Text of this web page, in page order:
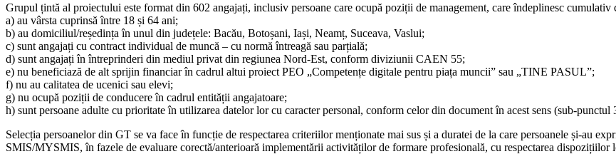
Grupul țintă al proiectului este format din 602 angajați, inclusiv persoane care ocupă poziții de management, care îndeplinesc cumulativ
a) au vârsta cuprinsă între 18 și 64 ani;
b) au domiciliul/reședința în unul din județele: Bacău, Botoșani, Iași, Neamț, Suceava, Vaslui;
c) sunt angajați cu contract individual de muncă – cu normă întreagă sau parțială;
d) sunt angajați în întreprinderi din mediul privat din regiunea Nord-Est, conform diviziunii CAEN 55;
e) nu beneficiază de alt sprijin financiar în cadrul altui proiect PEO „Competențe digitale pentru piața muncii” sau „TINE PASUL”;
f) nu au calitatea de ucenici sau elevi;
g) nu ocupă poziții de conducere în cadrul entității angajatoare;
h) sunt persoane adulte cu prioritate în utilizarea datelor lor cu caracter personal, conform celor din document în acest sens (sub-punctul
Selecția persoanelor din GT se va face în funcție de respectarea criteriilor menționate mai sus și a duratei de la care persoanele și-au
SMIS/MYSMIS, în fazele de evaluare corectă/anterioară implementării activităților de formare profesională, cu respectarea dispozițiilor